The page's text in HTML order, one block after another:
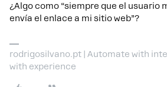
¿Algo como “siempre que el usuario
envía el enlace a mi sitio web”?
rodrigosilvano.pt | Automate with
with experience